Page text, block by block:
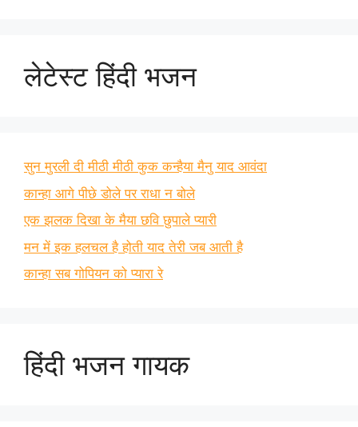
लेटेस्ट हिंदी भजन
सुन मुरली दी मीठी मीठी कुक कन्हैया मैनु याद आवंदा
कान्हा आगे पीछे डोले पर राधा न बोले
एक झलक दिखा के मैया छवि छुपाले प्यारी
मन में इक हलचल है होती याद तेरी जब आती है
कान्हा सब गोपियन को प्यारा रे
हिंदी भजन गायक